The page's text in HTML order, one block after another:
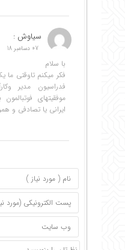
سیاوش :
07 دسامبر 18
با سلام
فکر میکنم تاوقتی
فدراسیون مدیر
موفقیتهای
ایرانی یا تصادفی و